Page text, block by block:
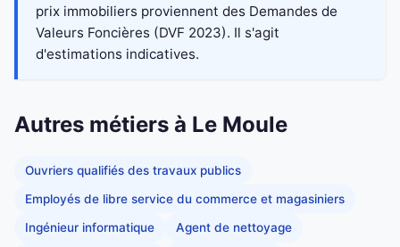
prix immobiliers proviennent des Demandes de
Valeurs Foncières (DVF 2023). Il s'agit
d'estimations indicatives.
Autres métiers à Le Moule
Ouvriers qualifiés des travaux publics
Employés de libre service du commerce et magasiniers
Ingénieur informatique Agent de nettoyage